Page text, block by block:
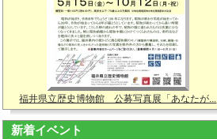
福井県立歴史博物館 公募写真展「あなたが...
新着イベント